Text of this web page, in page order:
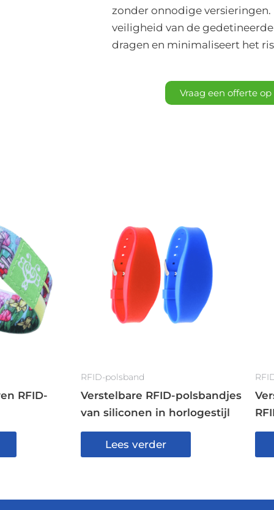
zonder onnodige
veiligheid van de
dragen en minimaliseert het
Vraag een offerte
RFID-
RFID-polsband
Verstelbare RFID-polsbandjes
van siliconen in horlogestijl
Lees verder